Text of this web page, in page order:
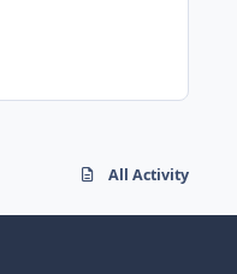
All Activity